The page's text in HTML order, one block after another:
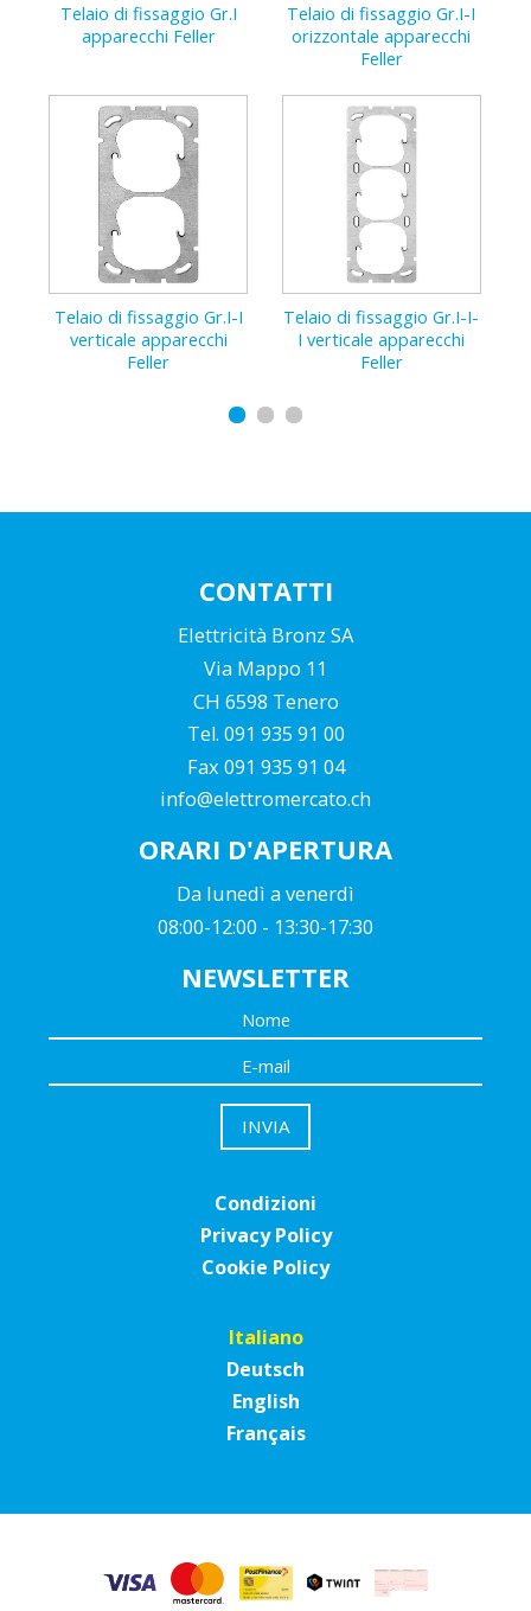
Telaio di fissaggio Gr.I
apparecchi Feller
Telaio di fissaggio Gr.I-I
orizzontale apparecchi
Feller
Telaio di fissaggio Gr.I-I
verticale apparecchi
Feller
Telaio di fissaggio Gr.I-I-
I verticale apparecchi
Feller
CONTATTI
Elettricità Bronz SA
Via Mappo 11
CH 6598 Tenero
Tel. 091 935 91 00
Fax 091 935 91 04
info@elettromercato.ch
ORARI D'APERTURA
Da lunedì a venerdì
08:00-12:00 - 13:30-17:30
NEWSLETTER
Condizioni
Privacy Policy
Cookie Policy
Italiano
Deutsch
English
Français